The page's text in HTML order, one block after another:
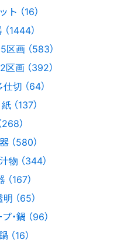
ト （16）
1444）
画 （583）
画 （392）
切 （64）
（137）
）
（580）
物 （344）
167）
（65）
・鍋 （96）
（16）